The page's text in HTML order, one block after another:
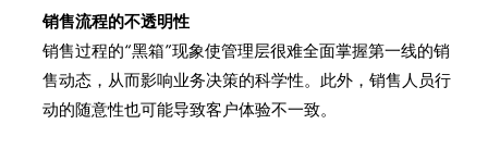
销售流程的不透明性
销售过程的“黑箱”现象使管理层很难全面掌握第一线的销
售动态，从而影响业务决策的科学性。此外，销售人员行
动的随意性也可能导致客户体验不一致。